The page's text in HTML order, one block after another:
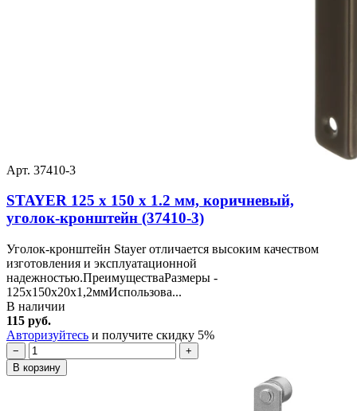
Арт. 37410-3
STAYER 125 х 150 х 1.2 мм, коричневый,
уголок-кронштейн (37410-3)
Уголок-кронштейн Stayer отличается высоким качеством
изготовления и эксплуатационной
надежностью.ПреимуществаРазмеры -
125х150х20х1,2ммИспользова...
В наличии
115 руб.
Авторизуйтесь и получите скидку 5%
−
+
В корзину